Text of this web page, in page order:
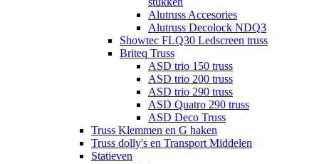
Alutruss Accesories
Alutruss Decolock NDQ3
Showtec FLQ30 Ledscreen truss
Briteq Truss
ASD trio 150 truss
ASD trio 200 truss
ASD trio 290 truss
ASD Quatro 290 truss
ASD Deco Truss
Truss Klemmen en G haken
Truss dolly's en Transport Middelen
Statieven